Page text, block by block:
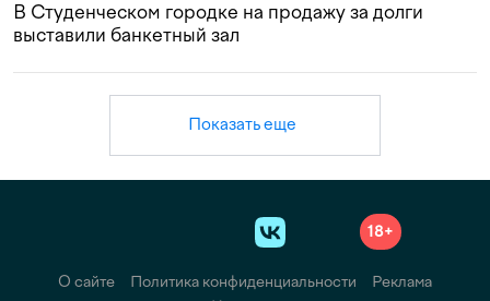
В Студенческом городке на продажу за долги
выставили банкетный зал
Показать еще
18+
О сайте Политика конфиденциальности
Реклама